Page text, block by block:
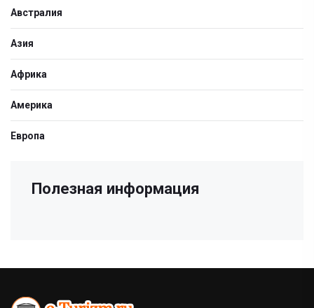
Австралия
Азия
Африка
Америка
Европа
Полезная информация